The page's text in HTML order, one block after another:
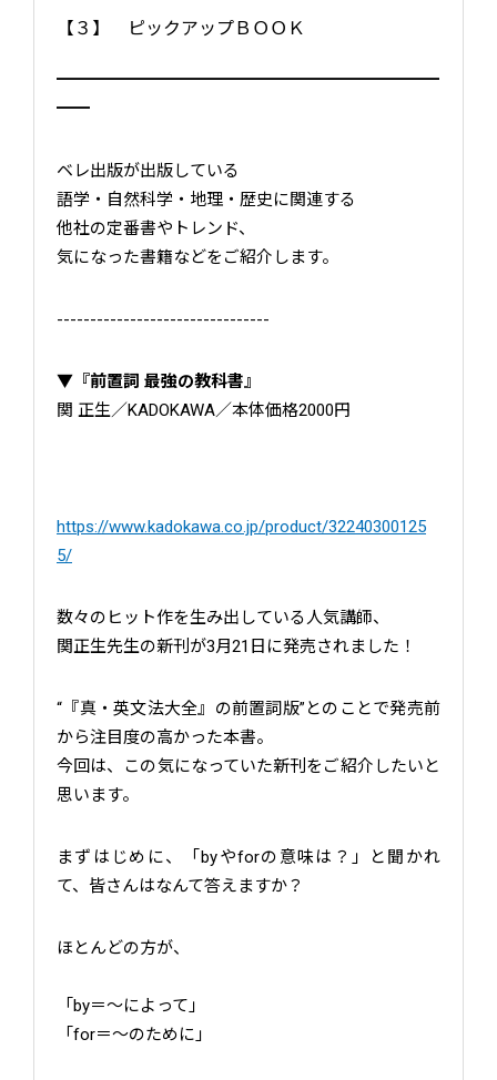
【３】 ピックアップＢＯＯＫ
━━━━━━━━━━━━━━━━━━━━━━━
━━
ベレ出版が出版している
語学・自然科学・地理・歴史に関連する
他社の定番書やトレンド、
気になった書籍などをご紹介します。
--------------------------------
▼『前置詞 最強の教科書』
関 正生／KADOKAWA／本体価格2000円
https://www.kadokawa.co.jp/product/32240300125
5/
数々のヒット作を生み出している人気講師、
関正生先生の新刊が3月21日に発売されました！
“『真・英文法大全』の前置詞版”とのことで発売前
から注目度の高かった本書。
今回は、この気になっていた新刊をご紹介したいと
思います。
まずはじめに、「byやforの意味は？」と聞かれ
て、皆さんはなんて答えますか？
ほとんどの方が、
「by＝～によって」
「for＝～のために」